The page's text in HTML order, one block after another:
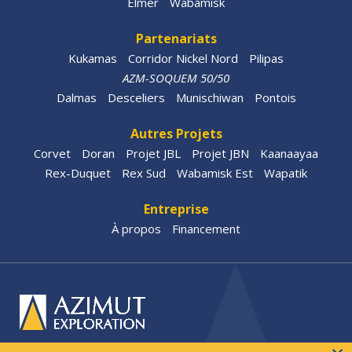
Partenariats
Kukamas Corridor Nickel Nord
Pilipas
AZM-SOQUEM 50/50
Dalmas
Desceliers Munischiwan Pontois
Autres Projets
Corvet Doran Projet JBL Projet JBN
Kaanaayaa
Rex-Duquet
Rex Sud Wabamisk Est Wapatik
Entreprise
À propos Financement